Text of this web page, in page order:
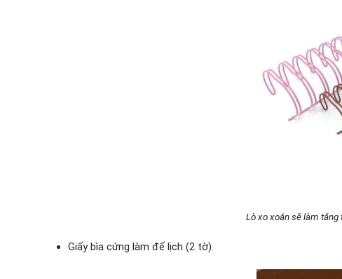
Lò xo xoắn sẽ làm
Giấy bìa cứng làm đế lịch (2 tờ).